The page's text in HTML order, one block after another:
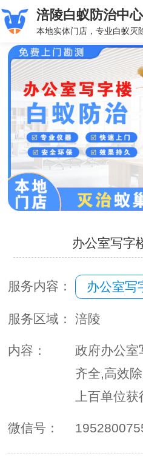
涪陵白蚁防治中心
本地实体门店，专业白蚁灭
办公室写字
服务内容： 办公室写
服务区域： 涪陵
内容：
政府办公室
齐全,高效
上百单位
微信号：